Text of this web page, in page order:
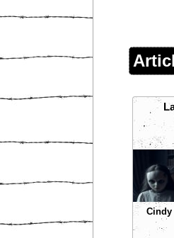
Cindy